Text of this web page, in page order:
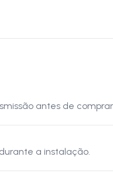
antes de
a instalação.